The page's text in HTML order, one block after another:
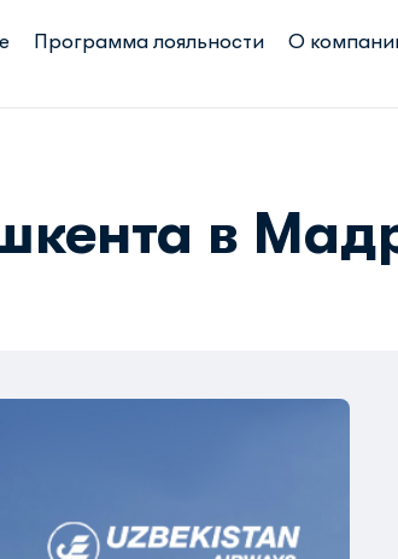
Программа лояльности О
в